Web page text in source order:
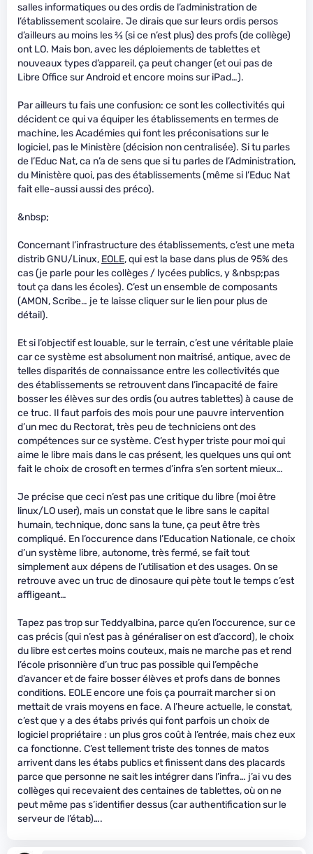
salles informatiques ou des ordis de l’administration de
l’établissement scolaire. Je dirais que sur leurs ordis persos
d’ailleurs au moins les2⁄3(si ce n’est plus) des profs (de collège)
ont LO. Mais bon, avec les déploiements de tablettes et
nouveaux types d’appareil, ça peut changer (et oui pas de
Libre Office sur Android et encore moins sur iPad…).
Par ailleurs tu fais une confusion: ce sont les collectivités qui
décident ce qui va équiper les établissements en termes de
machine, les Académies qui font les préconisations sur le
logiciel, pas le Ministère (décision non centralisée). Si tu parles
de l’Educ Nat, ca n’a de sens que si tu parles de l’Administration,
du Ministère quoi, pas des établissements (même si l’Educ Nat
fait elle-aussi aussi des préco).
&nbsp;
Concernant l’infrastructure des établissements, c’est une meta
distrib GNU/Linux, EOLE, qui est la base dans plus de 95% des
cas (je parle pour les collèges / lycées publics, y &nbsp;pas
tout ça dans les écoles). C’est un ensemble de composants
(AMON, Scribe… je te laisse cliquer sur le lien pour plus de
détail).
Et si l’objectif est louable, sur le terrain, c’est une véritable plaie
car ce système est absolument non maitrisé, antique, avec de
telles disparités de connaissance entre les collectivités que
des établissements se retrouvent dans l’incapacité de faire
bosser les élèves sur des ordis (ou autres tablettes) à cause de
ce truc. Il faut parfois des mois pour une pauvre intervention
d’un mec du Rectorat, très peu de techniciens ont des
compétences sur ce système. C’est hyper triste pour moi qui
aime le libre mais dans le cas présent, les quelques uns qui ont
fait le choix de crosoft en termes d’infra s’en sortent mieux…
Je précise que ceci n’est pas une critique du libre (moi être
linux/LO user), mais un constat que le libre sans le capital
humain, technique, donc sans la tune, ça peut être très
compliqué. En l’occurence dans l’Education Nationale, ce choix
d’un système libre, autonome, très fermé, se fait tout
simplement aux dépens de l’utilisation et des usages. On se
retrouve avec un truc de dinosaure qui pète tout le temps c’est
affligeant…
Tapez pas trop sur Teddyalbina, parce qu’en l’occurence, sur ce
cas précis (qui n’est pas à généraliser on est d’accord), le choix
du libre est certes moins couteux, mais ne marche pas et rend
l’école prisonnière d’un truc pas possible qui l’empêche
d’avancer et de faire bosser élèves et profs dans de bonnes
conditions. EOLE encore une fois ça pourrait marcher si on
mettait de vrais moyens en face. A l’heure actuelle, le constat,
c’est que y a des étabs privés qui font parfois un choix de
logiciel propriétaire : un plus gros coût à l’entrée, mais chez eux
ca fonctionne. C’est tellement triste des tonnes de matos
arrivent dans les étabs publics et finissent dans des placards
parce que personne ne sait les intégrer dans l’infra… j’ai vu des
collèges qui recevaient des centaines de tablettes, où on ne
peut même pas s’identifier dessus (car authentification sur le
serveur de l’étab)….